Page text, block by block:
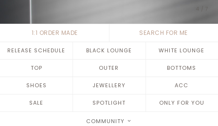
1:1 ORDER MADE SEARCH FOR ME
RELEASE SCHEDULE BLACK LOUNGE WHITE LOUNGE
TOP OUTER BOTTOMS
SHOES JEWELLERY ACC
SALE SPOTLIGHT ONLY FOR YOU
COMMUNITY